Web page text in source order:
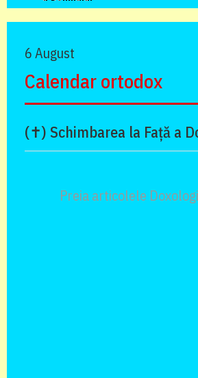
6 August
Calendar ortodox
(✝) Schimbarea la Față a
Preia articolele